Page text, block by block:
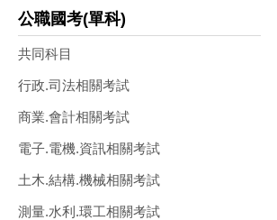
公職國考(單科)
共同科目
行政.司法相關考試
商業.會計相關考試
電子.電機.資訊相關考試
土木.結構.機械相關考試
測量.水利.環工相關考試